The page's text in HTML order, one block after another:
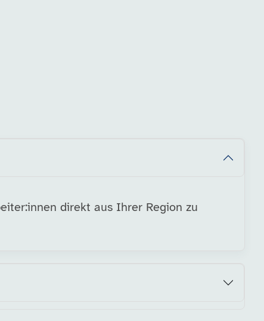
direkt aus Ihrer Region zu